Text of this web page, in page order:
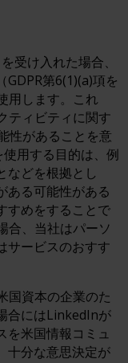
を受け入れた場合、
第6(1)(a)項を
用します。これ
ティビティに関す
性があることを意
用する目的は、例
などを根拠とし
ある可能性がある
すめをすることで
合、当社はパーソ
サービスのおすす
国資本の企業のた
合にはLinkedInが
を米国情報コミュ
十分な意思決定が